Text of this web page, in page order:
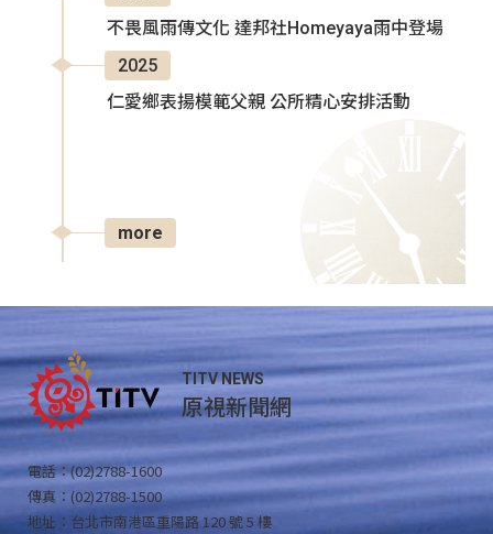
不畏風雨傳文化 達邦社Homeyaya雨中登場
2025
仁愛鄉表揚模範父親 公所精心安排活動
more
TITV NEWS
原視新聞網
電話：(02)2788-1600
傳真：(02)2788-1500
地址：台北市南港區重陽路 120 號 5 樓